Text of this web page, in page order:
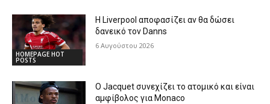
HOMEPAGE HOT
POSTS
Η Liverpool αποφασίζει αν θα δώσει
δανεικό τον Danns
6 Αυγούστου 2026
Ο Jacquet συνεχίζει το ατομικό και είναι
αμφίβολος για Monaco